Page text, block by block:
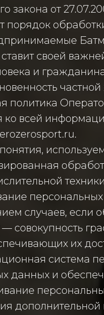
закона от
порядок
ставит своей
и
политика
ко всей
случаев, если
— совокупность
их
система
данных и